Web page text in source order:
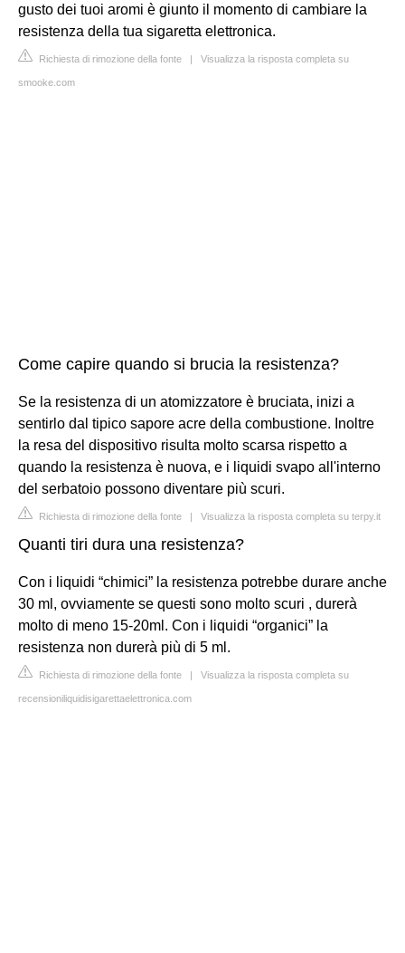
gusto dei tuoi aromi è giunto il momento di cambiare la
resistenza della tua sigaretta elettronica.
Richiesta di rimozione della fonte | Visualizza la risposta completa su
smooke.com
Come capire quando si brucia la resistenza?
Se la resistenza di un atomizzatore è bruciata, inizi a
sentirlo dal tipico sapore acre della combustione. Inoltre
la resa del dispositivo risulta molto scarsa rispetto a
quando la resistenza è nuova, e i liquidi svapo all'interno
del serbatoio possono diventare più scuri.
Richiesta di rimozione della fonte | Visualizza la risposta completa su terpy.it
Quanti tiri dura una resistenza?
Con i liquidi “chimici” la resistenza potrebbe durare anche
30 ml, ovviamente se questi sono molto scuri , durerà
molto di meno 15-20ml. Con i liquidi “organici” la
resistenza non durerà più di 5 ml.
Richiesta di rimozione della fonte | Visualizza la risposta completa su
recensioniliquidisigarettaelettronica.com